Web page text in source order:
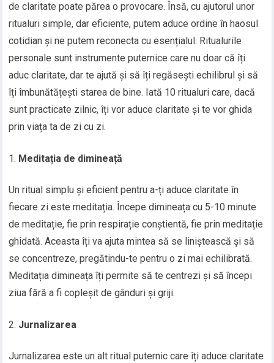
de claritate poate părea o provocare. Însă, cu ajutorul unor
ritualuri simple, dar eficiente, putem aduce ordine în haosul
cotidian și ne putem reconecta cu esențialul. Ritualurile
personale sunt instrumente puternice care nu doar că îți
aduc claritate, dar te ajută și să îți regăsești echilibrul și să
îți îmbunătățești starea de bine. Iată 10 ritualuri care, dacă
sunt practicate zilnic, îți vor aduce claritate și te vor ghida
prin viața ta de zi cu zi.
Meditația de dimineață
Un ritual simplu și eficient pentru a-ți aduce claritate în
fiecare zi este meditația. Începe dimineața cu 5-10 minute
de meditație, fie prin respirație conștientă, fie prin meditație
ghidată. Aceasta îți va ajuta mintea să se liniștească și să
se concentreze, pregătindu-te pentru o zi mai echilibrată.
Meditația dimineața îți permite să te centrezi și să începi
ziua fără a fi copleșit de gânduri și griji.
Jurnalizarea
Jurnalizarea este un alt ritual puternic care îți aduce claritate